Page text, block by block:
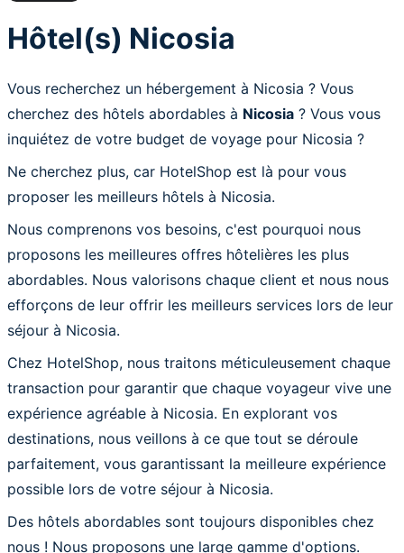
Hôtel(s) Nicosia
Vous recherchez un hébergement à Nicosia ? Vous
cherchez des hôtels abordables à Nicosia ? Vous vous
inquiétez de votre budget de voyage pour Nicosia ?
Ne cherchez plus, car HotelShop est là pour vous
proposer les meilleurs hôtels à Nicosia.
Nous comprenons vos besoins, c'est pourquoi nous
proposons les meilleures offres hôtelières les plus
abordables. Nous valorisons chaque client et nous nous
efforçons de leur offrir les meilleurs services lors de leur
séjour à Nicosia.
Chez HotelShop, nous traitons méticuleusement chaque
transaction pour garantir que chaque voyageur vive une
expérience agréable à Nicosia. En explorant vos
destinations, nous veillons à ce que tout se déroule
parfaitement, vous garantissant la meilleure expérience
possible lors de votre séjour à Nicosia.
Des hôtels abordables sont toujours disponibles chez
nous ! Nous proposons une large gamme d'options.